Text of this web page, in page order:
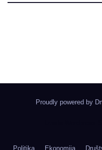
Proudly powered by
Politika Ekonomija